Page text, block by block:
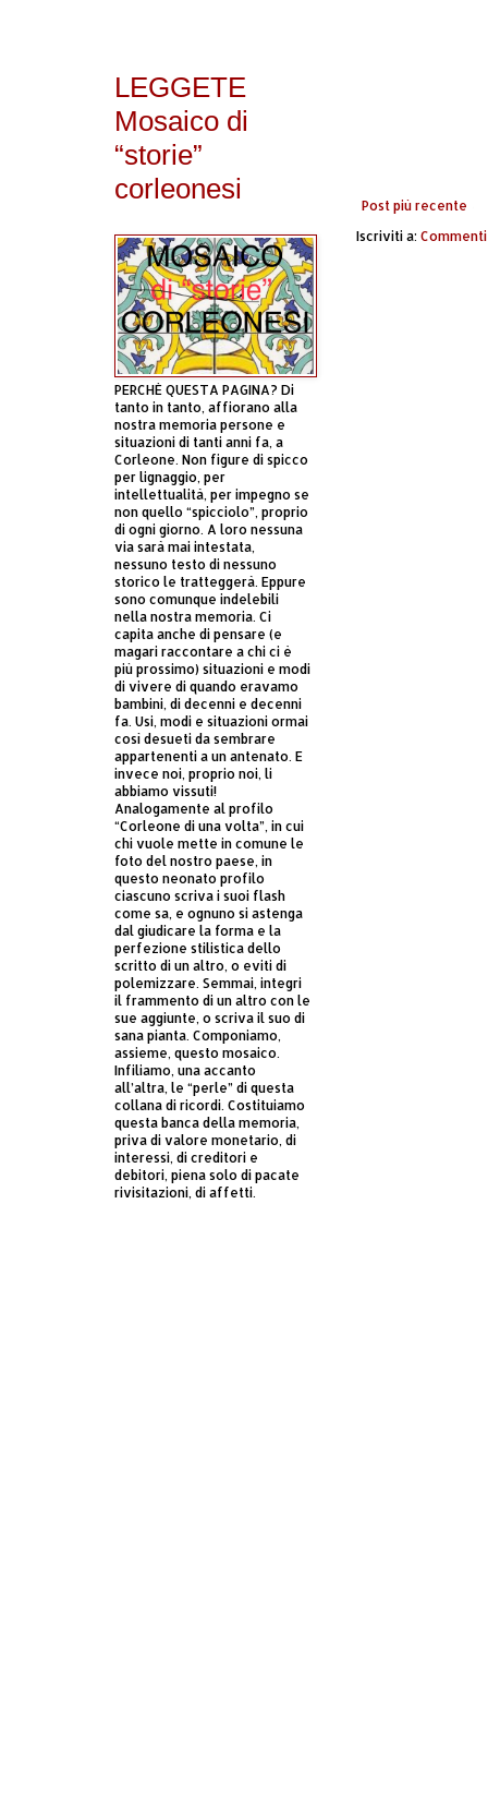
Post più recente
Iscriviti a:
LEGGETE
Mosaico di
“storie”
corleonesi
PERCHÈ QUESTA PAGINA? Di
tanto in tanto, affiorano alla
nostra memoria persone e
situazioni di tanti anni fa, a
Corleone. Non figure di spicco
per lignaggio, per
intellettualità, per impegno se
non quello “spicciolo”, proprio
di ogni giorno. A loro nessuna
via sarà mai intestata,
nessuno testo di nessuno
storico le tratteggerà. Eppure
sono comunque indelebili
nella nostra memoria. Ci
capita anche di pensare (e
magari raccontare a chi ci è
più prossimo) situazioni e modi
di vivere di quando eravamo
bambini, di decenni e decenni
fa. Usi, modi e situazioni ormai
così desueti da sembrare
appartenenti a un antenato. E
invece noi, proprio noi, li
abbiamo vissuti!
Analogamente al profilo
“Corleone di una volta”, in cui
chi vuole mette in comune le
foto del nostro paese, in
questo neonato profilo
ciascuno scriva i suoi flash
come sa, e ognuno si astenga
dal giudicare la forma e la
perfezione stilistica dello
scritto di un altro, o eviti di
polemizzare. Semmai, integri
il frammento di un altro con le
sue aggiunte, o scriva il suo di
sana pianta. Componiamo,
assieme, questo mosaico.
Infiliamo, una accanto
all’altra, le “perle” di questa
collana di ricordi. Costituiamo
questa banca della memoria,
priva di valore monetario, di
interessi, di creditori e
debitori, piena solo di pacate
rivisitazioni, di affetti.